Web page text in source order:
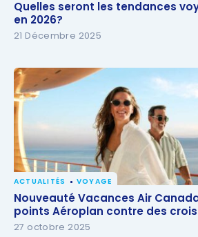
2026?
Quelles seront les tendances
en 2026?
21 Décembre 2025
Nouveauté Vacances Air Canada
points Aéroplan contre des
ACTUALITÉS VOYAGE
Nouveauté Vacances Air
points Aéroplan contre des
27 octobre 2025